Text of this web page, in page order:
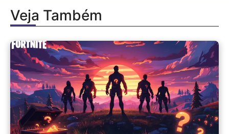
Veja Também